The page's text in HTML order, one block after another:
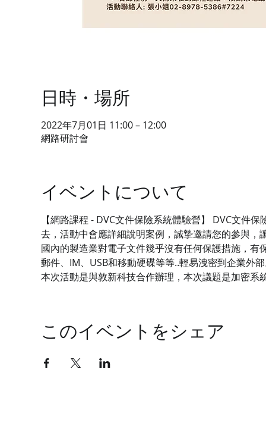
日時・場所
2022年7月01日 11:00 – 12:00
網路研討會
イベントについて
【網路課程 - DVC文件保險系統體驗營】 DVC文件
去，活動中會應詳細說明案例，誠摯邀請您的參與，
國內的製造業對電子文件幾乎沒有任何保護措施，
郵件、IM、USB和移動硬碟等等..輕易洩密到企業外
本次活動是與敦新科技合作辦理，本次議題是加密系
このイベントをシェア